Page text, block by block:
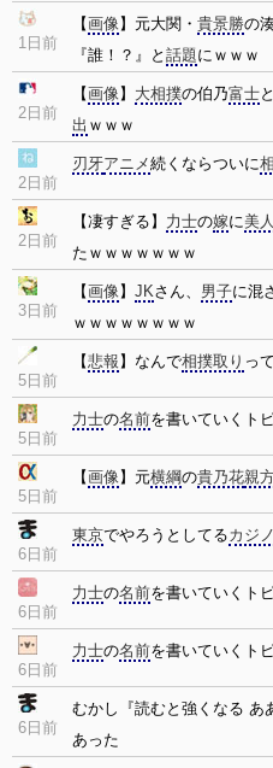
1日前
【画像】元大関・ 貴景勝の
『誰！？』と 話題にｗｗｗ
2日前
【画像】 大相撲の伯乃富士と
出 ｗｗｗ
2日前
刃牙アニメ続くならついに
2日前
【凄すぎる】 力士の嫁に美人
たｗｗｗｗｗｗｗ
3日前
【画像】 JKさん、 男子に混
ｗｗｗｗｗｗｗｗ
5日前
【悲報 】なんで相撲取り って
5日前
力士の名前を書いていくト
5日前
【画像】元横綱の貴乃花親
6日前
東京でやろうとしてるカジノ
6日前
力士の名前を書いていくト
6日前
力士の名前を書いていくト
6日前
むかし『読むと強くなる あ
あった